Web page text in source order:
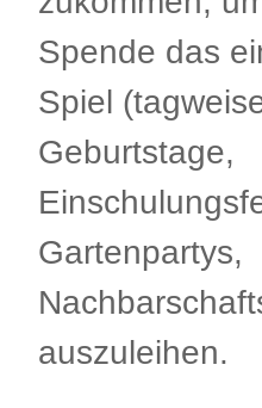
Spende das
Spiel
Geburtstage,
Gartenpartys,
auszuleihen.